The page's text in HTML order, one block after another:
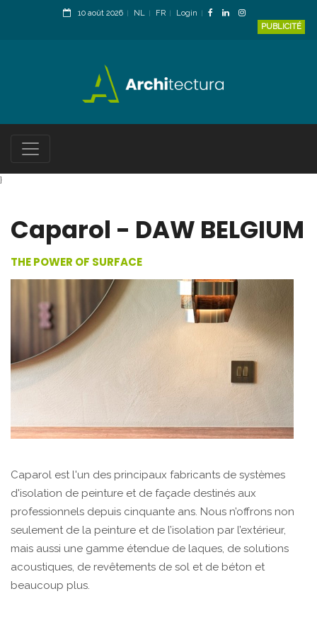
10 août 2026 NL FR
Login
PUBLICITÉ
}
Caparol - DAW BELGIUM
THE POWER OF SURFACE
Caparol est l'un des principaux fabricants de systèmes
d'isolation de peinture et de façade destinés aux
professionnels depuis cinquante ans. Nous n’offrons non
seulement de la peinture et de l’isolation par l’extérieur,
mais aussi une gamme étendue de laques, de solutions
acoustiques, de revêtements de sol et de béton et
beaucoup plus.